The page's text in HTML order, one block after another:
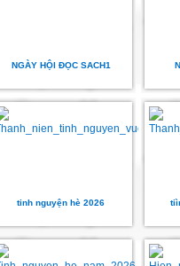
NGÀY HỘI ĐỌC SACH1
tinh nguyện hè 2026